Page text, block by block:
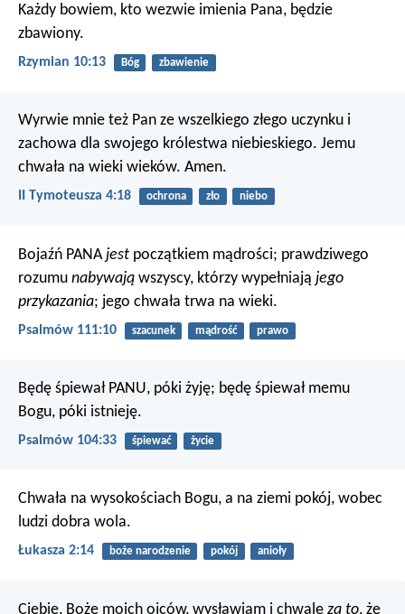
Każdy bowiem, kto wezwie imienia Pana, będzie
zbawiony.
Rzymian 10:13 Bóg zbawienie
Wyrwie mnie też Pan ze wszelkiego złego uczynku i
zachowa dla swojego królestwa niebieskiego. Jemu
chwała na wieki wieków. Amen.
II Tymoteusza 4:18 ochrona zło niebo
Bojaźń PANAjest początkiem mądrości; prawdziwego
rozumu nabywają wszyscy, którzy wypełniają jego
przykazania; jego chwała trwa na wieki.
Psalmów 111:10 szacunek mądrość prawo
Będę śpiewał PANU, póki żyję; będę śpiewał memu
Bogu, póki istnieję.
Psalmów 104:33 śpiewać życie
Chwała na wysokościach Bogu, a na ziemi pokój, wobec
ludzi dobra wola.
Łukasza 2:14 boże narodzenie pokój anioły
Ciebie, Boże moich ojców, wysławiam i chwalę za to, że